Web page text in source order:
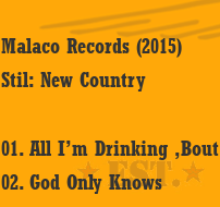
Malaco Records (2015)
Stil: New Country
01. All I’m Drinking ‚Bout
02. God Only Knows